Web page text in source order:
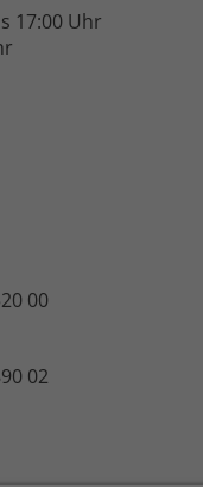
17:00 Uhr
00
02